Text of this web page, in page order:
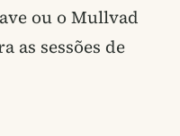
ou o Mullvad
as sessões de